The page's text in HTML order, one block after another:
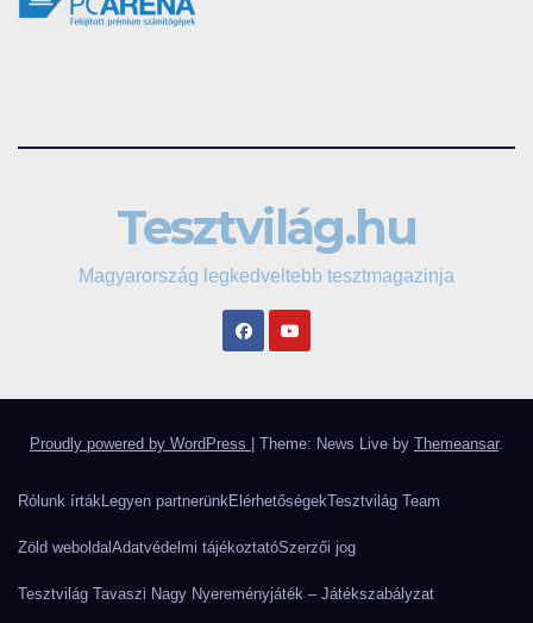
Tesztvilág.hu
Magyarország legkedveltebb tesztmagazinja
Proudly powered by WordPress | Theme: News Live by Themeansar.
Rólunk írtákLegyen partnerünkElérhetőségekTesztvilág Team
Zöld weboldal Adatvédelmi tájékoztatóSzerzői jog
Tesztvilág Tavaszi Nagy Nyereményjáték – Játékszabályzat